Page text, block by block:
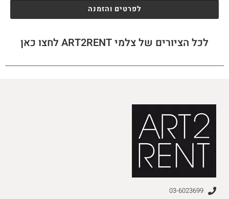
לפרטים והזמנה
לכל הציורים של צלמי ART2RENT לחצו כאן
03-6023699